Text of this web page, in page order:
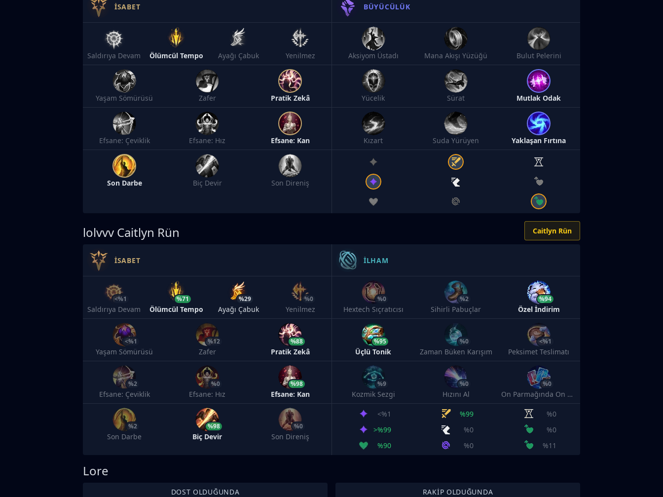
İSABET
Saldırıya Devam Ölümcül Tempo Ayağı Çabuk Yenilmez
Yaşam Sömürüsü Zafer Pratik Zekâ
Efsane: Çeviklik Efsane: Hız Efsane: Kan
Son Darbe Biç Devir Son Direniş
BÜYÜCÜLÜK
Aksiyom Üstadı Mana Akışı Yüzüğü Bulut Pelerini
Yücelik Sürat Mutlak Odak
Kızart Suda Yürüyen Yaklaşan Fırtına
lolvvv Caitlyn Rün Caitlyn Rün
İSABET
<%1
Saldırıya Devam
%71
Ölümcül Tempo
%29
Ayağı Çabuk
%0
Yenilmez
<%1
Yaşam Sömürüsü
%12
Zafer
%88
Pratik Zekâ
%2
Efsane: Çeviklik
%0
Efsane: Hız
%98
Efsane: Kan
%2
Son Darbe
%98
Biç Devir
%0
Son Direniş
İLHAM
%0
Hextech Sıçratıcısı
%2
Sihirli Pabuçlar
%94
Özel İndirim
%95
Üçlü Tonik
%0
Zaman Büken Karışım
<%1
Peksimet Teslimatı
%9
Kozmik Sezgi
%0
Hızını Al
%0
On Parmağında On Marifet
<%1 %99
%0
>%99
%0
%0
%90
%0 %11
Lore
DOST OLDUĞUNDA
RAKIP OLDUĞUNDA